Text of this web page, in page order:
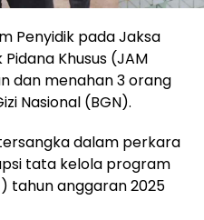
Penyidik pada Jaksa
Khusus (JAM
dan menahan 3 orang
Nasional (BGN).
dalam perkara
tata kelola program
tahun anggaran 2025